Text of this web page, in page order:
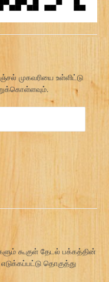
முகவரியை உள்ளிட்டு
கூகுள் தேடல் பக்கத்தின்
எடுக்கப்பட்டு தொகுத்து